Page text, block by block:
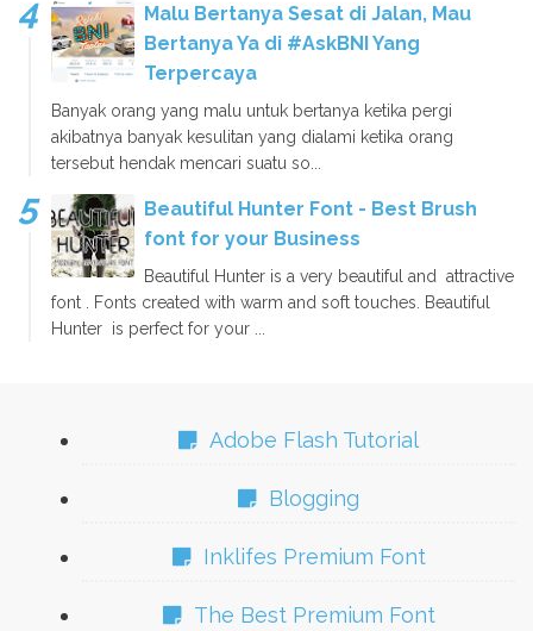
Malu Bertanya Sesat di Jalan, Mau
Bertanya Ya di #AskBNI Yang
Terpercaya
Banyak orang yang malu untuk bertanya ketika pergi
akibatnya banyak kesulitan yang dialami ketika orang
tersebut hendak mencari suatu so...
Beautiful Hunter Font - Best Brush
font for your Business
Beautiful Hunter is a very beautiful and attractive
font . Fonts created with warm and soft touches. Beautiful
Hunter is perfect for your ...
Adobe Flash Tutorial
Blogging
Inklifes Premium Font
The Best Premium Font